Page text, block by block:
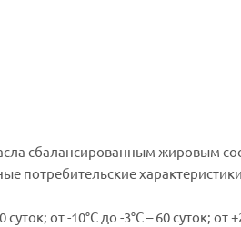
сбалансированным жировым
потребительские
от -10°С до -3°С – 60 суток; от